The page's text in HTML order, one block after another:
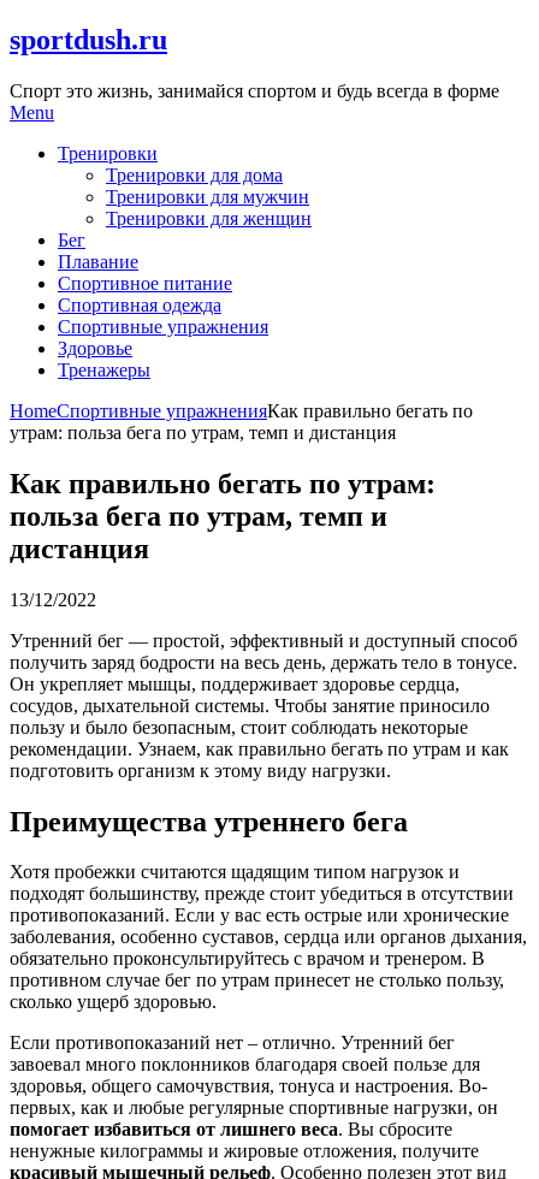
Skip
to
sportdush.ru
Спорт это жизнь, занимайся спортом и будь всегда в форме
Menu
Тренировки
Тренировки для дома
Тренировки для мужчин
Тренировки для женщин
Бег
Плавание
Спортивное питание
Спортивная одежда
Спортивные упражнения
Здоровье
Тренажеры
HomeСпортивные упражненияКак правильно бегать по
утрам: польза бега по утрам, темп и дистанция
Как правильно бегать по утрам:
польза бега по утрам, темп и
дистанция
13/12/2022
Утренний бег — простой, эффективный и доступный способ
получить заряд бодрости на весь день, держать тело в тонусе.
Он укрепляет мышцы, поддерживает здоровье сердца,
сосудов, дыхательной системы. Чтобы занятие приносило
пользу и было безопасным, стоит соблюдать некоторые
рекомендации. Узнаем, как правильно бегать по утрам и как
подготовить организм к этому виду нагрузки.
Преимущества утреннего бега
Хотя пробежки считаются щадящим типом нагрузок и
подходят большинству, прежде стоит убедиться в отсутствии
противопоказаний. Если у вас есть острые или хронические
заболевания, особенно суставов, сердца или органов дыхания,
обязательно проконсультируйтесь с врачом и тренером. В
противном случае бег по утрам принесет не столько пользу,
сколько ущерб здоровью.
Если противопоказаний нет – отлично. Утренний бег
завоевал много поклонников благодаря своей пользе для
здоровья, общего самочувствия, тонуса и настроения. Во-
первых, как и любые регулярные спортивные нагрузки, он
помогает избавиться от лишнего веса. Вы сбросите
ненужные килограммы и жировые отложения, получите
красивый мышечный рельеф. Особенно полезен этот вид